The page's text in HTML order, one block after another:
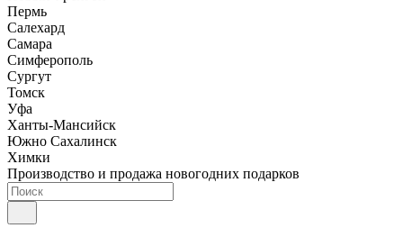
Пермь
Салехард
Самара
Симферополь
Сургут
Томск
Уфа
Ханты-Мансийск
Южно Сахалинск
Химки
Производство и продажа новогодних подарков